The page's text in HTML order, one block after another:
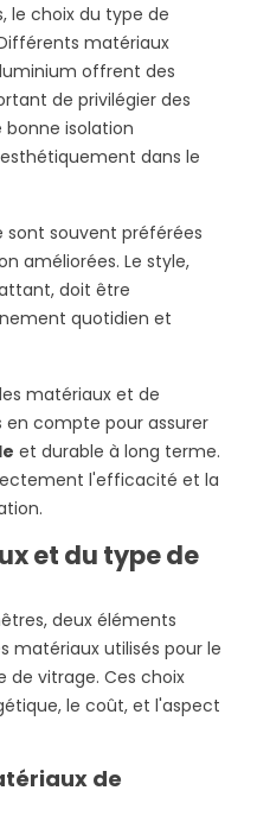
le choix du type de
matériaux
offrent des
de privilégier des
isolation
dans le
sont souvent préférées
améliorées. Le style,
doit être
quotidien et
matériaux et de
en compte pour assurer
et durable à long terme.
l'efficacité et la
et du type de
deux éléments
matériaux utilisés pour le
vitrage. Ces choix
le coût, et l'aspect
de